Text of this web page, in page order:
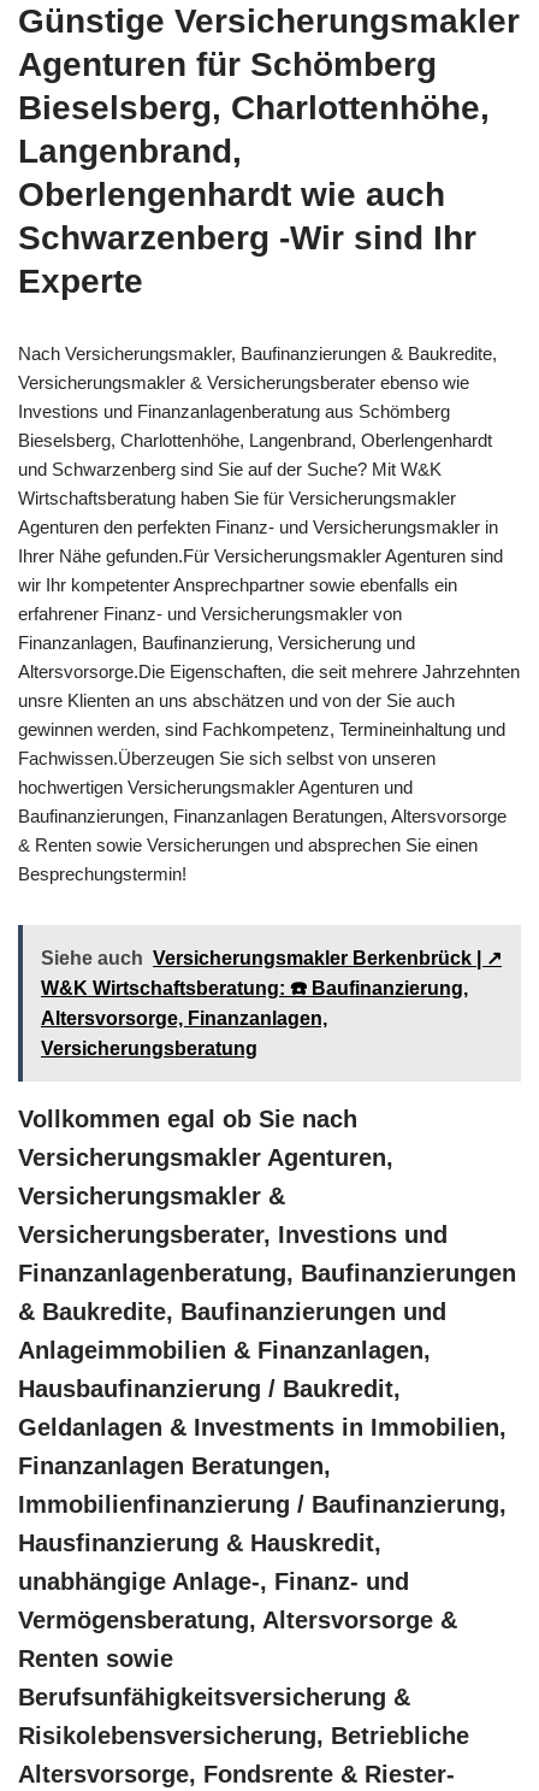
Günstige Versicherungsmakler
Agenturen für Schömberg
Bieselsberg, Charlottenhöhe,
Langenbrand,
Oberlengenhardt wie auch
Schwarzenberg -Wir sind Ihr
Experte
Nach Versicherungsmakler, Baufinanzierungen & Baukredite,
Versicherungsmakler & Versicherungsberater ebenso wie
Investions und Finanzanlagenberatung aus Schömberg
Bieselsberg, Charlottenhöhe, Langenbrand, Oberlengenhardt
und Schwarzenberg sind Sie auf der Suche? Mit W&K
Wirtschaftsberatung haben Sie für Versicherungsmakler
Agenturen den perfekten Finanz- und Versicherungsmakler in
Ihrer Nähe gefunden.Für Versicherungsmakler Agenturen sind
wir Ihr kompetenter Ansprechpartner sowie ebenfalls ein
erfahrener Finanz- und Versicherungsmakler von
Finanzanlagen, Baufinanzierung, Versicherung und
Altersvorsorge.Die Eigenschaften, die seit mehrere Jahrzehnten
unsre Klienten an uns abschätzen und von der Sie auch
gewinnen werden, sind Fachkompetenz, Termineinhaltung und
Fachwissen.Überzeugen Sie sich selbst von unseren
hochwertigen Versicherungsmakler Agenturen und
Baufinanzierungen, Finanzanlagen Beratungen, Altersvorsorge
& Renten sowie Versicherungen und absprechen Sie einen
Besprechungstermin!
Siehe auch Versicherungsmakler Berkenbrück | ↗️
W&K Wirtschaftsberatung: ☎️ Baufinanzierung,
Altersvorsorge, Finanzanlagen,
Versicherungsberatung
Vollkommen egal ob Sie nach
Versicherungsmakler Agenturen,
Versicherungsmakler &
Versicherungsberater, Investions und
Finanzanlagenberatung, Baufinanzierungen
& Baukredite, Baufinanzierungen und
Anlageimmobilien & Finanzanlagen,
Hausbaufinanzierung / Baukredit,
Geldanlagen & Investments in Immobilien,
Finanzanlagen Beratungen,
Immobilienfinanzierung / Baufinanzierung,
Hausfinanzierung & Hauskredit,
unabhängige Anlage-, Finanz- und
Vermögensberatung, Altersvorsorge &
Renten sowie
Berufsunfähigkeitsversicherung &
Risikolebensversicherung, Betriebliche
Altersvorsorge, Fondsrente & Riester-